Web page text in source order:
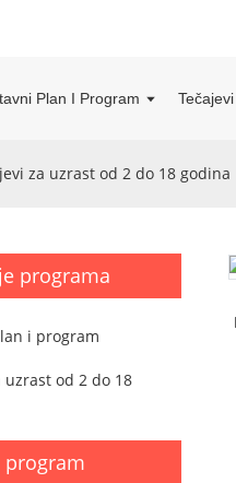
Plan I Program
za uzrast od 2 do 18 godina
programa
i program
uzrast od 2 do 18
program